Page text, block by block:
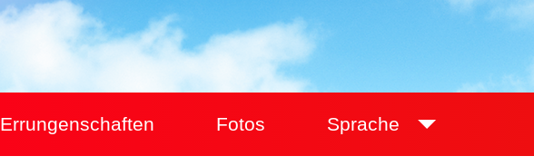
Errungenschaften Fotos Sprache